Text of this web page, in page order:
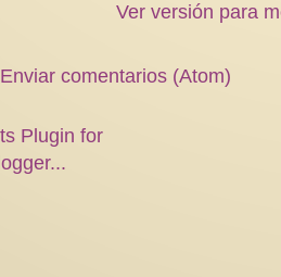
Ver versión para
Enviar comentarios (Atom)